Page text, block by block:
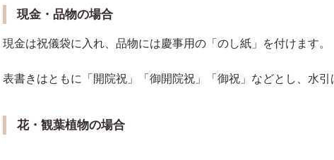
現金・品物の場合
現金は祝儀袋に入れ、品物には慶事用の「のし紙」を付けます。
表書きはともに「開院祝」「御開院祝」「御祝」などとし、水
花・観葉植物の場合